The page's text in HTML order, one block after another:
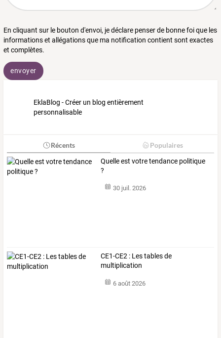
En cliquant sur le bouton d'envoi, je déclare penser de bonne foi que les
informations et allégations que ma notification contient sont exactes
et complètes.
envoyer
EklaBlog - Créer un blog entièrement
personnalisable
Récents Populaires
Quelle est votre tendance politique
?
30 juil. 2026
CE1-CE2 : Les tables de
multiplication
6 août 2026